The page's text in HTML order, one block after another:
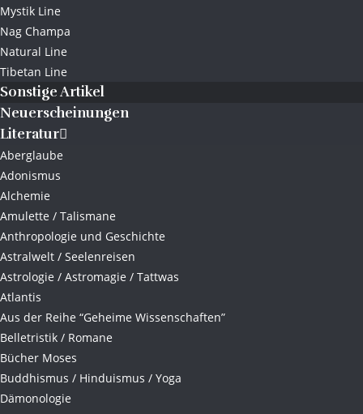
Mystik Line
Nag Champa
Natural Line
Tibetan Line
Sonstige Artikel
Neuerscheinungen
Literatur
Aberglaube
Adonismus
Alchemie
Amulette / Talismane
Anthropologie und Geschichte
Astralwelt / Seelenreisen
Astrologie / Astromagie / Tattwas
Atlantis
Aus der Reihe “Geheime Wissenschaften”
Belletristik / Romane
Bücher Moses
Buddhismus / Hinduismus / Yoga
Dämonologie